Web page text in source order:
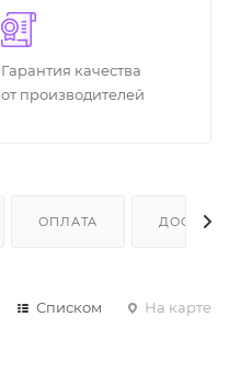
Гарантия качества
от производителей
ОПЛАТА
Списком На карте